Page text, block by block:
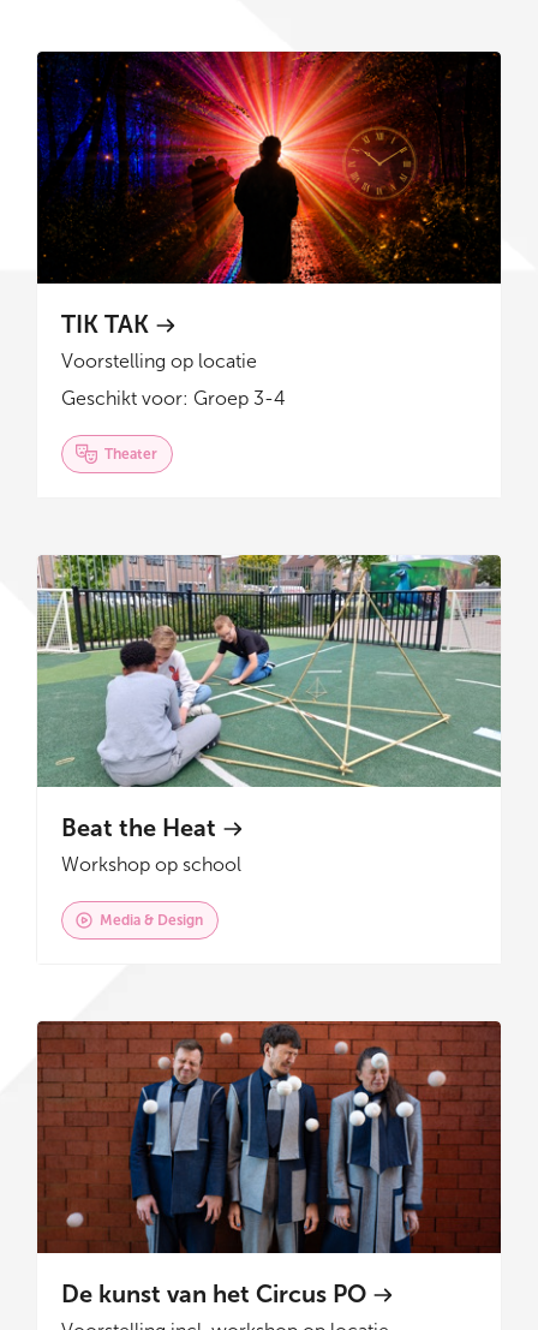
TIK TAK
Voorstelling op locatie
Geschikt voor: Groep 3-4
Theater
Beat the Heat
Workshop op school
Media & Design
De kunst van het Circus PO